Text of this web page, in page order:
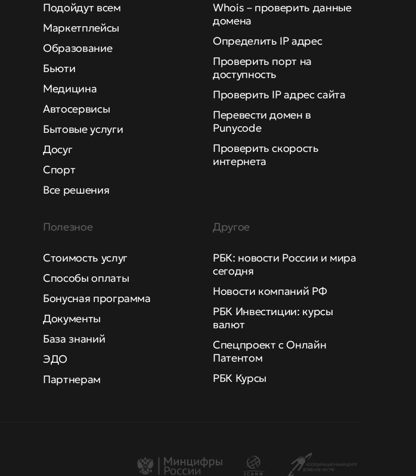
Подойдут всем
Маркетплейсы
Образование
Бьюти
Медицина
Автосервисы
Бытовые услуги
Досуг
Спорт
Все решения
Whois – проверить данные
домена
Определить IP адрес
Проверить порт на
доступность
Проверить IP адрес сайта
Перевести домен в
Punycode
Проверить скорость
интернета
Полезное
Стоимость услуг
Способы оплаты
Бонусная программа
Документы
База знаний
ЭДО
Партнерам
Другое
РБК: новости России и мира
сегодня
Новости компаний РФ
РБК Инвестиции: курсы
валют
Спецпроект с Онлайн
Патентом
РБК Курсы